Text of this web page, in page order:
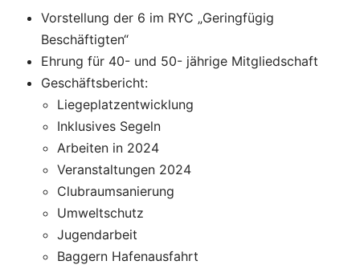
Vorstellung der 6 im RYC „Geringfügig
Beschäftigten“
Ehrung für 40- und 50- jährige Mitgliedschaft
Geschäftsbericht:
Liegeplatzentwicklung
Inklusives Segeln
Arbeiten in 2024
Veranstaltungen 2024
Clubraumsanierung
Umweltschutz
Jugendarbeit
Baggern Hafenausfahrt